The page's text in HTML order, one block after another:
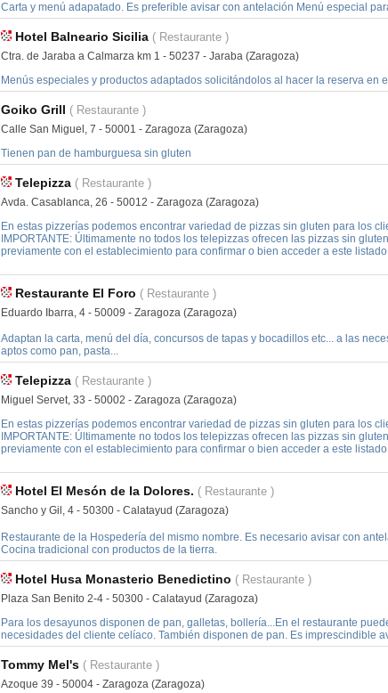
Carta y menú adapatado. Es preferible avisar con antelación Menú especial
Hotel Balneario Sicilia ( Restaurante )
Ctra. de Jaraba a Calmarza km 1 - 50237 - Jaraba (Zaragoza)
Menús especiales y productos adaptados solicitándolos al hacer la reserva en
Goiko Grill ( Restaurante )
Calle San Miguel, 7 - 50001 - Zaragoza (Zaragoza)
Tienen pan de hamburguesa sin gluten
Telepizza ( Restaurante )
Avda. Casablanca, 26 - 50012 - Zaragoza (Zaragoza)
En estas pizzerías podemos encontrar variedad de pizzas sin gluten para los
IMPORTANTE: Últimamente no todos los telepizzas ofrecen las pizzas sin
previamente con el establecimiento para confirmar o bien acceder a este
Restaurante El Foro ( Restaurante )
Eduardo Ibarra, 4 - 50009 - Zaragoza (Zaragoza)
Adaptan la carta, menú del día, concursos de tapas y bocadillos etc... a las
aptos como pan, pasta...
Telepizza ( Restaurante )
Miguel Servet, 33 - 50002 - Zaragoza (Zaragoza)
En estas pizzerías podemos encontrar variedad de pizzas sin gluten para los
IMPORTANTE: Últimamente no todos los telepizzas ofrecen las pizzas sin
previamente con el establecimiento para confirmar o bien acceder a este
Hotel El Mesón de la Dolores. ( Restaurante )
Sancho y Gil, 4 - 50300 - Calatayud (Zaragoza)
Restaurante de la Hospedería del mismo nombre. Es necesario avisar con
Cocina tradicional con productos de la tierra.
Hotel Husa Monasterio Benedictino ( Restaurante )
Plaza San Benito 2-4 - 50300 - Calatayud (Zaragoza)
Para los desayunos disponen de pan, galletas, bollería...En el restaurante
necesidades del cliente celíaco. También disponen de pan. Es imprescindible
Tommy Mel's ( Restaurante )
Azoque 39 - 50004 - Zaragoza (Zaragoza)